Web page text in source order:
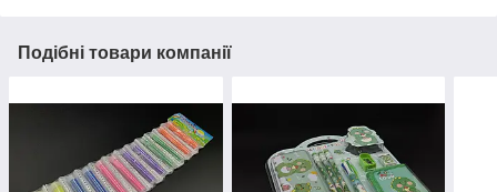
Подібні товари компанії